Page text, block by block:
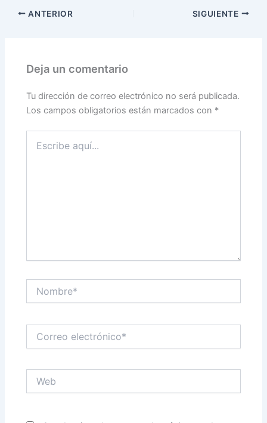
ANTERIOR SIGUIENTE
Deja un comentario
Tu dirección de correo electrónico no será publicada.
Los campos obligatorios están marcados con *
aquí...
electrónico*